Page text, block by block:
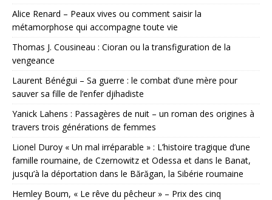
Alice Renard – Peaux vives ou comment saisir la
métamorphose qui accompagne toute vie
Thomas J. Cousineau : Cioran ou la transfiguration de la
vengeance
Laurent Bénégui – Sa guerre : le combat d’une mère pour
sauver sa fille de l’enfer djihadiste
Yanick Lahens : Passagères de nuit – un roman des origines à
travers trois générations de femmes
Lionel Duroy « Un mal irréparable » : L’histoire tragique d’une
famille roumaine, de Czernowitz et Odessa et dans le Banat,
jusqu’à la déportation dans le Bărăgan, la Sibérie roumaine
Hemley Boum, « Le rêve du pêcheur » – Prix des cinq